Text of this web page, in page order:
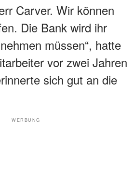
Carver. Wir können
Die Bank wird ihr
müssen“, hatte
vor zwei Jahren
sich gut an die
WERBUNG